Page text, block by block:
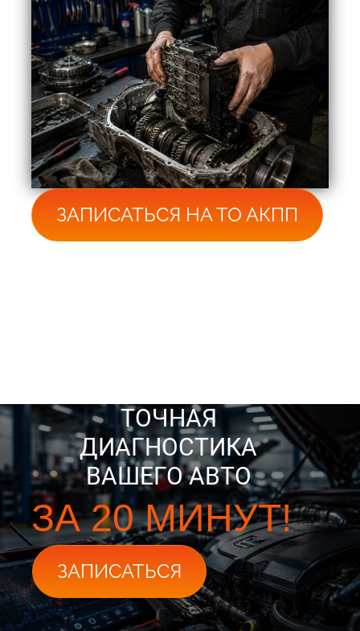
ЗАПИСАТЬСЯ НА ТО АКПП
ТОЧНАЯ
ДИАГНОСТИКА
ВАШЕГО АВТО
ЗА 20 МИНУТ!
ЗАПИСАТЬСЯ